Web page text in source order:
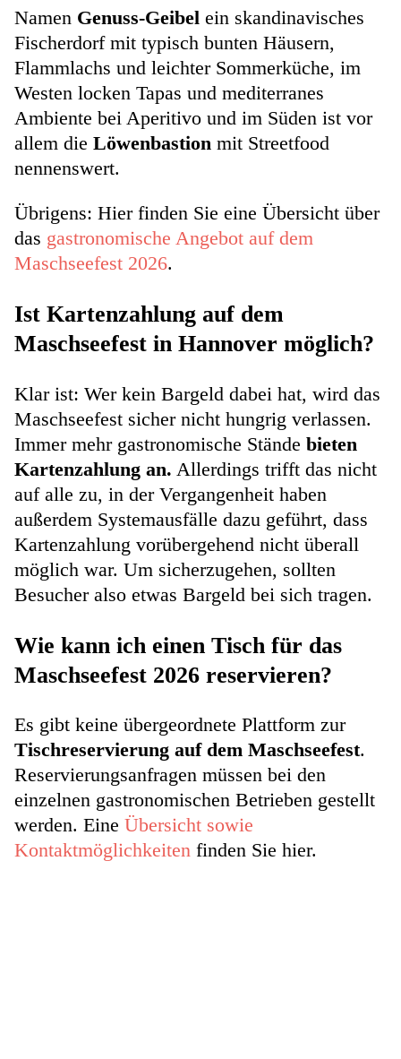
Namen Genuss-Geibel ein skandinavisches
Fischerdorf mit typisch bunten Häusern,
Flammlachs und leichter Sommerküche, im
Westen locken Tapas und mediterranes
Ambiente bei Aperitivo und im Süden ist vor
allem die Löwenbastion mit Streetfood
nennenswert.
Übrigens: Hier finden Sie eine Übersicht über
das gastronomische Angebot auf dem
Maschseefest 2026.
Ist Kartenzahlung auf dem
Maschseefest in Hannover möglich?
Klar ist: Wer kein Bargeld dabei hat, wird das
Maschseefest sicher nicht hungrig verlassen.
Immer mehr gastronomische Stände bieten
Kartenzahlung an. Allerdings trifft das nicht
auf alle zu, in der Vergangenheit haben
außerdem Systemausfälle dazu geführt, dass
Kartenzahlung vorübergehend nicht überall
möglich war. Um sicherzugehen, sollten
Besucher also etwas Bargeld bei sich tragen.
Wie kann ich einen Tisch für das
Maschseefest 2026 reservieren?
Es gibt keine übergeordnete Plattform zur
Tischreservierung auf dem Maschseefest.
Reservierungsanfragen müssen bei den
einzelnen gastronomischen Betrieben gestellt
werden. Eine Übersicht sowie
Kontaktmöglichkeiten finden Sie hier.